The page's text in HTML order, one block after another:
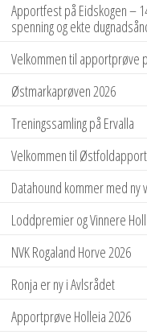
Apportfest på Eidskogen –
spenning og ekte
Velkommen til apportprøve
Østmarkaprøven 2026
Treningssamling på Ervalla
Velkommen til
Datahound kommer med ny
Loddpremier og Vinnere
NVK Rogaland Horve 2026
Ronja er ny i Avlsrådet
Apportprøve Holleia 2026